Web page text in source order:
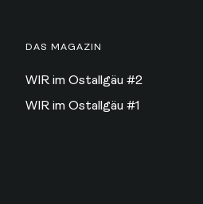
DAS MAGAZIN
WIR im Ostallgäu #2
WIR im Ostallgäu #1